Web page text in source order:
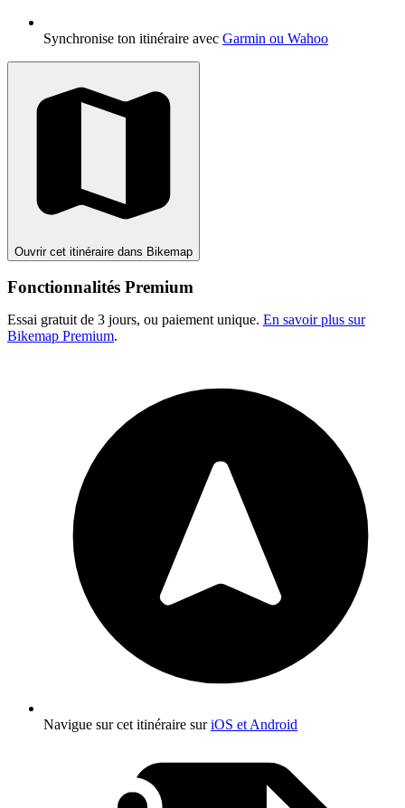
Synchronise ton itinéraire avec Garmin ou Wahoo
Ouvrir cet itinéraire dans Bikemap
Fonctionnalités Premium
Essai gratuit de 3 jours, ou paiement unique. En savoir plus sur
Bikemap Premium.
Navigue sur cet itinéraire suriOS et Android